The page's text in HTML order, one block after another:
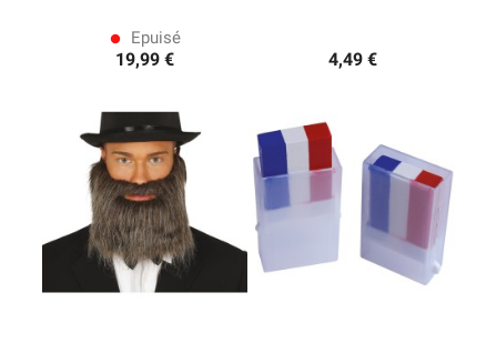
lens Epuisé
19,99 € 4,49 €